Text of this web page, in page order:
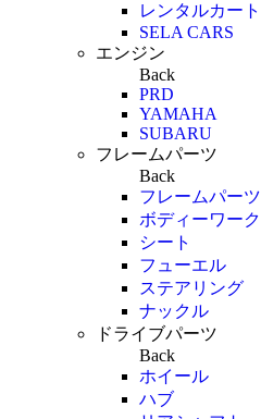
レンタルカート
SELA CARS
エンジン
Back
PRD
YAMAHA
SUBARU
フレームパーツ
Back
フレームパーツ
ボディーワーク
シート
フューエル
ステアリング
ナックル
ドライブパーツ
Back
ホイール
ハブ